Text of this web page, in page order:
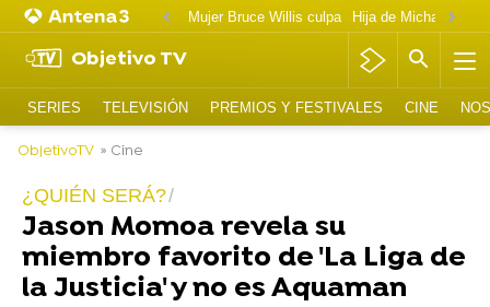
Mujer Bruce Willis culpa
Objetivo TV
SERIES TELEVISIÓN PREMIOS Y FESTIVALES CINE
ObjetivoTV » Cine
¿QUIÉN SERÁ?
Jason Momoa revela su
miembro favorito de 'La Liga de
la Justicia' y no es Aquaman